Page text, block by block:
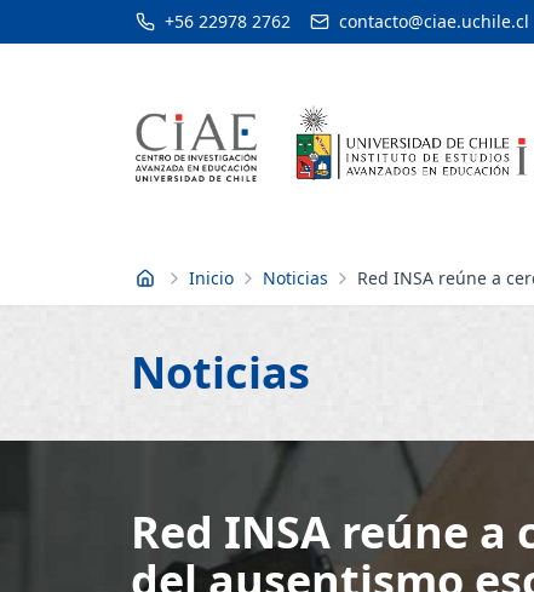
+56 22978 2762 contacto@ciae.uchile.cl
Inicio Inicio Noticias Red INSA reúne a
Noticias
Red INSA reúne
del ausentismo